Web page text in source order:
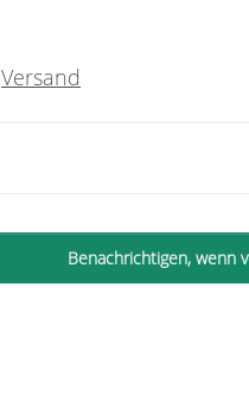
Versand
Benachrichtigen, wenn